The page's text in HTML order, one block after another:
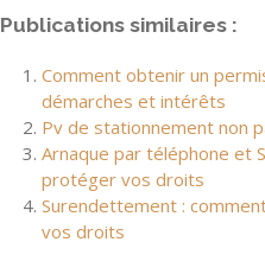
Publications similaires :
Comment obtenir un
démarches et intérêts
Pv de stationnement non
Arnaque par téléphone et
protéger vos droits
Surendettement :
vos droits